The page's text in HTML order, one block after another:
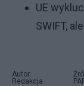
UE
SWIFT,
Autor:
Redakcja